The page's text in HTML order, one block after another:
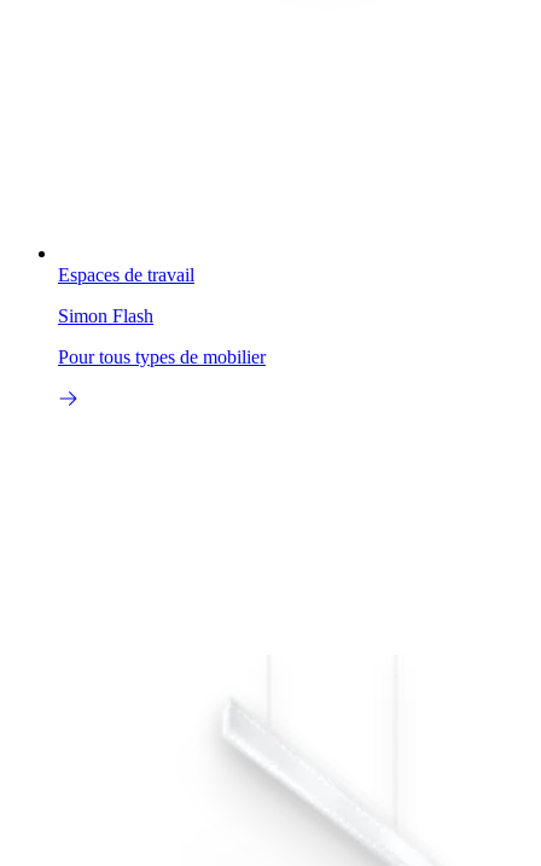
Espaces de travail
Simon Flash
Pour tous types de mobilier